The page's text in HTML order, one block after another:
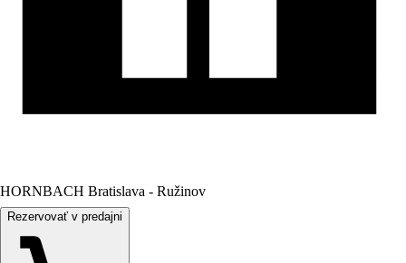
HORNBACH Bratislava - Ružinov
Rezervovať v predajni